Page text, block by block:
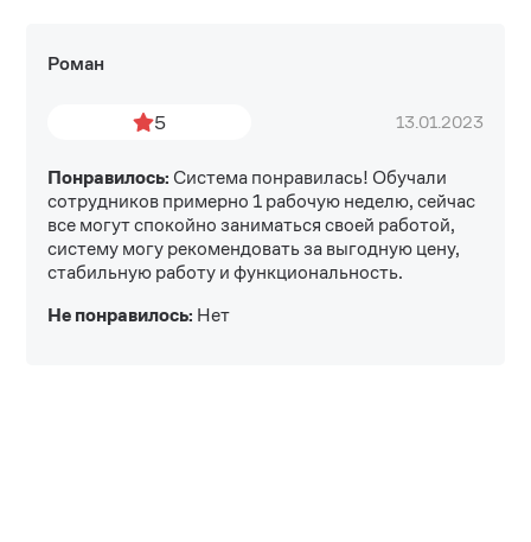
Роман
5 13.01.2023
Понравилось: Система понравилась! Обучали
сотрудников примерно 1 рабочую неделю, сейчас
все могут спокойно заниматься своей работой,
систему могу рекомендовать за выгодную цену,
стабильную работу и функциональность.
Не понравилось: Нет